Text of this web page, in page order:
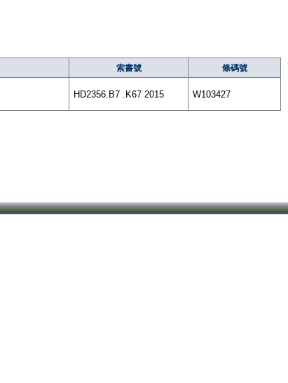
索書號 條碼號
HD2356.B7 .K67 2015 W103427